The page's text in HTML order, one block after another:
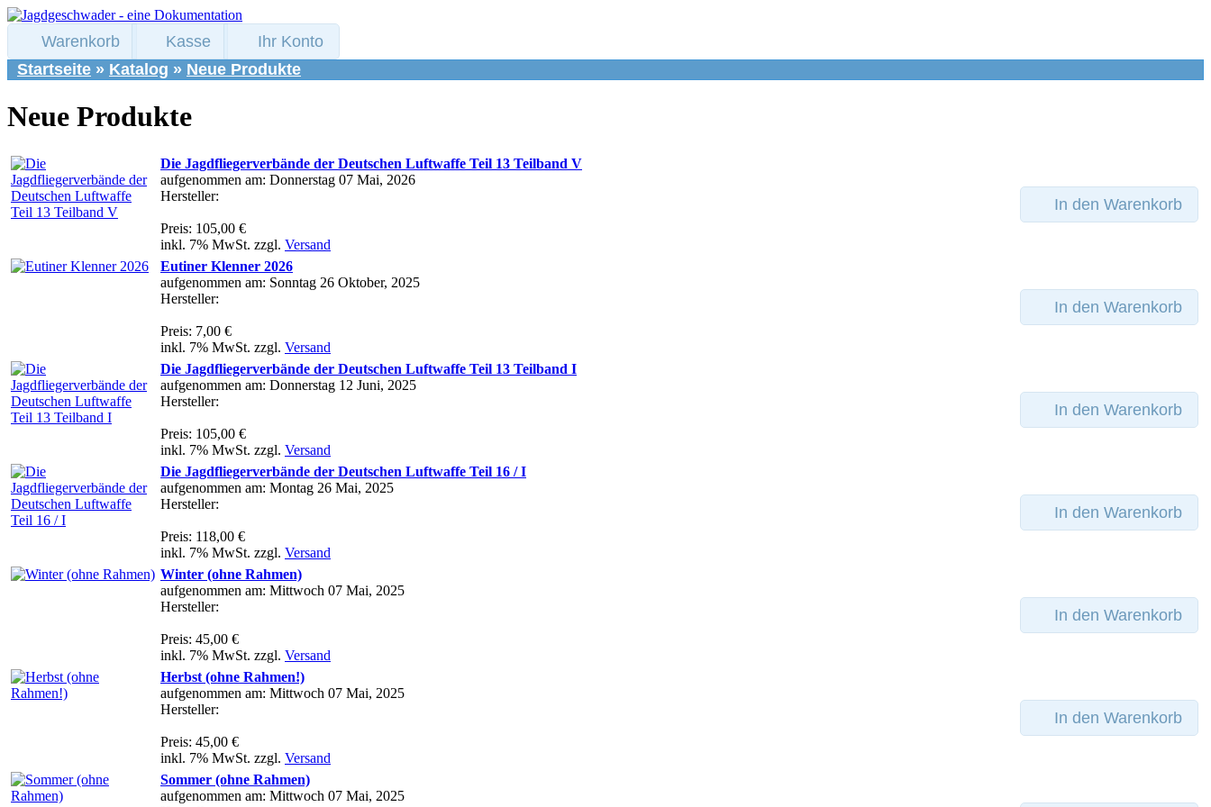
Warenkorb Kasse
Ihr Konto
Startseite » Katalog » Neue Produkte
Neue Produkte
Die Jagdfliegerverbände der Deutschen Luftwaffe Teil 13 Teilband V
aufgenommen am: Donnerstag 07 Mai, 2026
Hersteller:
Preis: 105,00 €
inkl. 7% MwSt. zzgl. Versand
In den Warenkorb
Eutiner Klenner 2026
aufgenommen am: Sonntag 26 Oktober, 2025
Hersteller:
Preis: 7,00 €
inkl. 7% MwSt. zzgl. Versand
In den Warenkorb
Die Jagdfliegerverbände der Deutschen Luftwaffe Teil 13 Teilband I
aufgenommen am: Donnerstag 12 Juni, 2025
Hersteller:
Preis: 105,00 €
inkl. 7% MwSt. zzgl. Versand
In den Warenkorb
Die Jagdfliegerverbände der Deutschen Luftwaffe Teil 16 / I
aufgenommen am: Montag 26 Mai, 2025
Hersteller:
Preis: 118,00 €
inkl. 7% MwSt. zzgl. Versand
In den Warenkorb
Winter (ohne Rahmen)
aufgenommen am: Mittwoch 07 Mai, 2025
Hersteller:
Preis: 45,00 €
inkl. 7% MwSt. zzgl. Versand
In den Warenkorb
Herbst (ohne Rahmen!)
aufgenommen am: Mittwoch 07 Mai, 2025
Hersteller:
Preis: 45,00 €
inkl. 7% MwSt. zzgl. Versand
In den Warenkorb
Sommer (ohne Rahmen)
aufgenommen am: Mittwoch 07 Mai, 2025